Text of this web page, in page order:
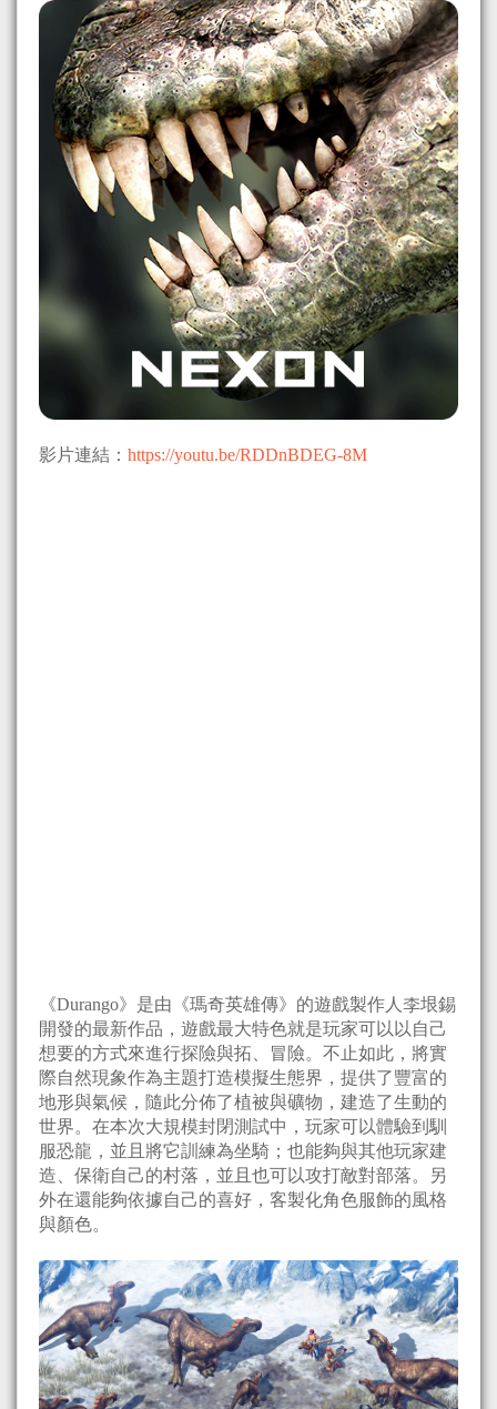
影片連結： https://youtu.be/RDDnBDEG-8M
《Durango》是由《瑪奇英雄傳》的遊戲製作人李垠錫
開發的最新作品，遊戲最大特色就是玩家可以以自己
想要的方式來進行探險與拓、冒險。不止如此，將實
際自然現象作為主題打造模擬生態界，提供了豐富的
地形與氣候，隨此分佈了植被與礦物，建造了生動的
世界。在本次大規模封閉測試中，玩家可以體驗到馴
服恐龍，並且將它訓練為坐騎；也能夠與其他玩家建
造、保衛自己的村落，並且也可以攻打敵對部落。另
外在還能夠依據自己的喜好，客製化角色服飾的風格
與顏色。